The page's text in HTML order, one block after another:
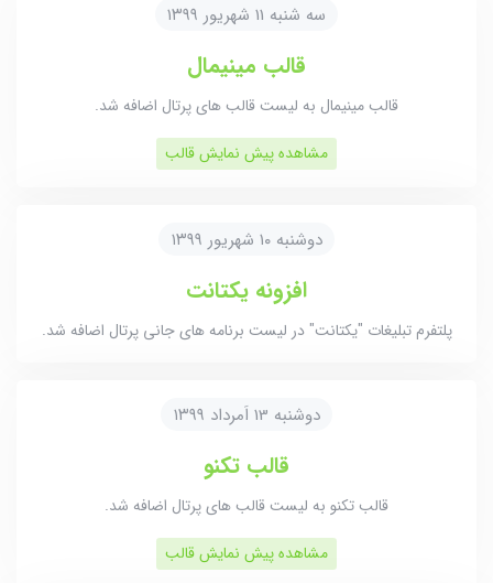
سه شنبه 11 شهریور ۱۳۹۹
قالب مینیمال
قالب مینیمال به لیست قالب های پرتال اضافه شد.
مشاهده پیش نمایش قالب
دوشنبه ۱۰ شهریور ۱۳۹۹
افزونه یکتانت
پلتفرم تبلیغات "یکتانت" در لیست برنامه های جانی پرتال اضافه شد.
دوشنبه 13 اَمرداد ۱۳۹۹
قالب تکنو
قالب تکنو به لیست قالب های پرتال اضافه شد.
مشاهده پیش نمایش قالب